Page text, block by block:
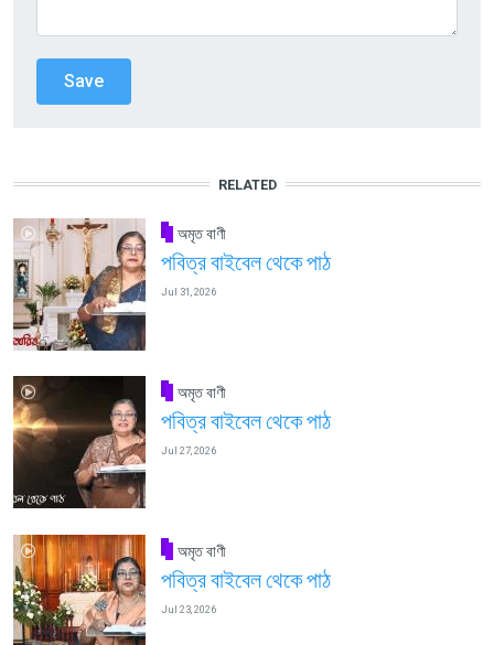
RELATED
অমৃত বাণী
পবিত্র বাইবেল থেকে পাঠ
Jul 31, 2026
অমৃত বাণী
পবিত্র বাইবেল থেকে পাঠ
Jul 27, 2026
অমৃত বাণী
পবিত্র বাইবেল থেকে পাঠ
Jul 23, 2026